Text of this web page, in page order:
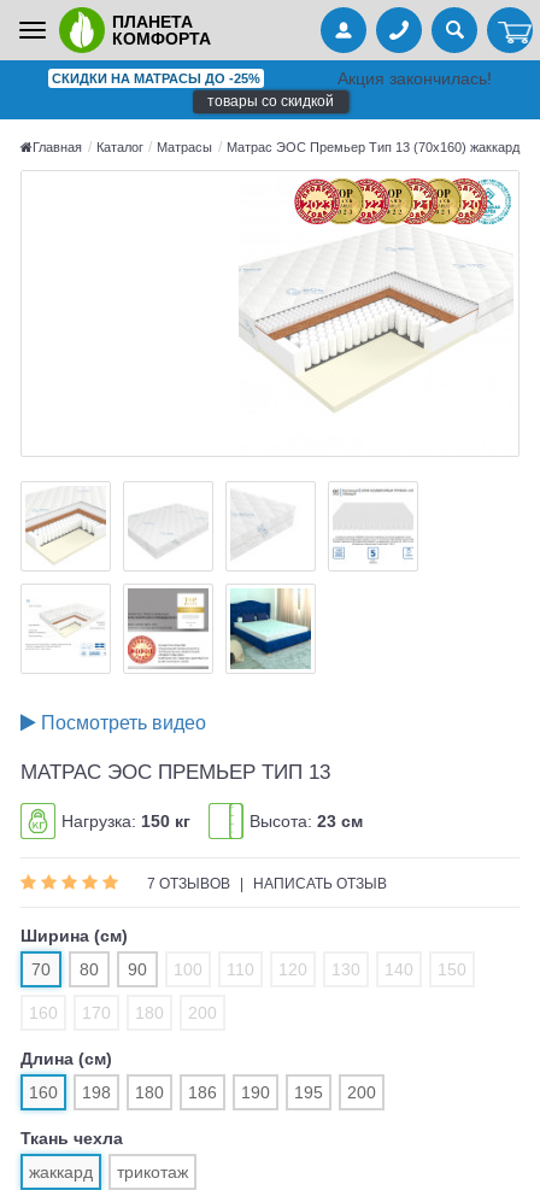
Toggle
navigation
ПЛАНЕТА
КОМФОРТА
СКИДКИ НА МАТРАСЫ ДО -25% Акция закончилась!
товары со скидкой
Главная Каталог Матрасы Матрас ЭОС Премьер Тип 13 (70x160) жаккард
Посмотреть видео
МАТРАС ЭОС ПРЕМЬЕР ТИП 13
Нагрузка: 150 кг Высота: 23 см
7 ОТЗЫВОВ НАПИСАТЬ ОТЗЫВ
Ширина (см)
70
80 90 100 110 120 130 140 150
160 170 180 200
Длина (см)
160
198 180 186 190 195 200
Ткань чехла
жаккард
трикотаж